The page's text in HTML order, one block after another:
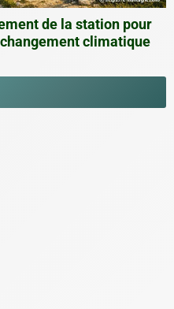
de la station pour
climatique